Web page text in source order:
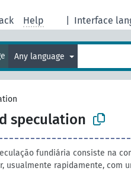
Interface
Help
Any language
speculation
fundiária consiste na
usualmente rapidamente, com